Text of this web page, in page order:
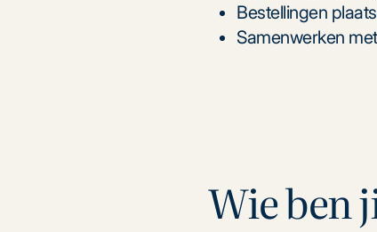
Bestellingen
Samenwerken
Wie ben